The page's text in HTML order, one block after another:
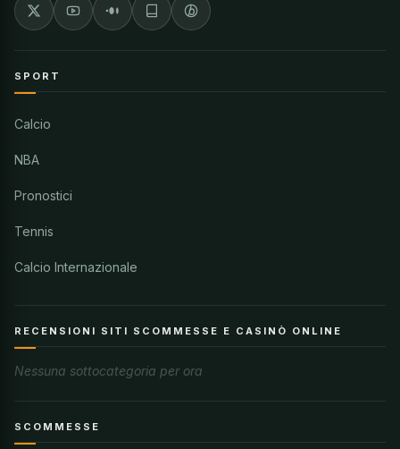
SPORT
Calcio
NBA
Pronostici
Tennis
Calcio Internazionale
RECENSIONI SITI SCOMMESSE E CASINÒ ONLINE
Nessuna sottocategoria per ora
SCOMMESSE